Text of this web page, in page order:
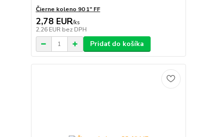
Čierne koleno 90 1" FF
2,78 EUR/ks
2,26 EUR bez DPH
Pridať do košíka